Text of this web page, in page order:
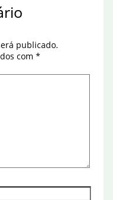
publicado.
com *